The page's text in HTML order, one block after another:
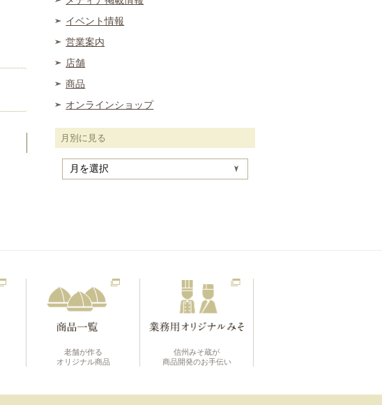
イベント情報
営業案内
店舗
商品
オンラインショップ
月別に見る
月
別
老舗が作る
オリジナル商品
信州みそ蔵が
商品開発のお手伝い